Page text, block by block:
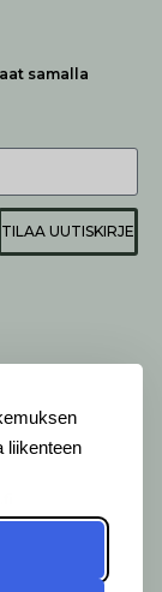
liikenteen
samalla
TILAA UUTISKIRJE